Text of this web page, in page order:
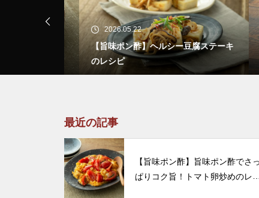
2026.05.22
【旨味ポン酢】ヘルシー豆腐ステーキ
のレシピ
ー
最近の記事
【旨味ポン酢】旨味ポン酢でさっ
ぱりコク旨！トマト卵炒めのレ